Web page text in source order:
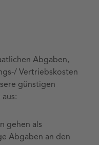
Abgaben,
Vertriebskosten
günstigen
gehen als
Abgaben an den